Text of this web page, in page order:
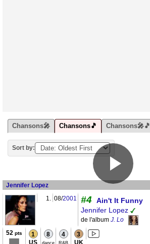
Chansons🎤 Chansons🎵 Chansons🎤🎵
Sort by:
Jennifer Lopez
1.
08/2001 #4 Ain't It Funny
Jennifer Lopez
de l'album J. Lo
52 pts 1
US
8
dance
4
R&B
3
UK